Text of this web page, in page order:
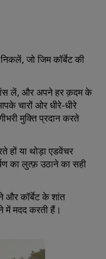
जो जिम कॉर्बेट की
लें, और अपने हर क़दम के
चारों ओर धीरे-धीरे
मुक्ति प्रदान करते
हों या थोड़ा एडवेंचर
का लुत्‍फ़ उठाने का सही
और कॉर्बेट के शांत
में मदद करती हैं।